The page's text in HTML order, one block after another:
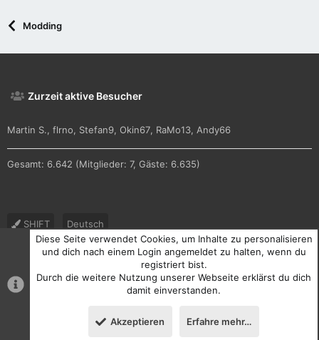
Modding
Zurzeit aktive Besucher
Martin S. flrno Stefan9 Okin67 RaMo13 Andy66
Gesamt: 6.642 (Mitglieder: 7, Gäste: 6.635)
SHIFT
Deutsch
Nutzungsbedingungen
Datenschutz Hilfe und Impressum
S
S
Diese Seite verwendet Cookies, um Inhalte zu personalisieren
und dich nach einem Login angemeldet zu halten, wenn du
registriert bist.
Durch die weitere Nutzung unserer Webseite erklärst du dich
damit einverstanden.
Akzeptieren Erfahre mehr…